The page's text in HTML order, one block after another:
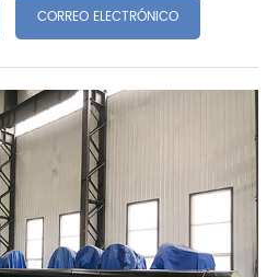
CORREO ELECTRÓNICO